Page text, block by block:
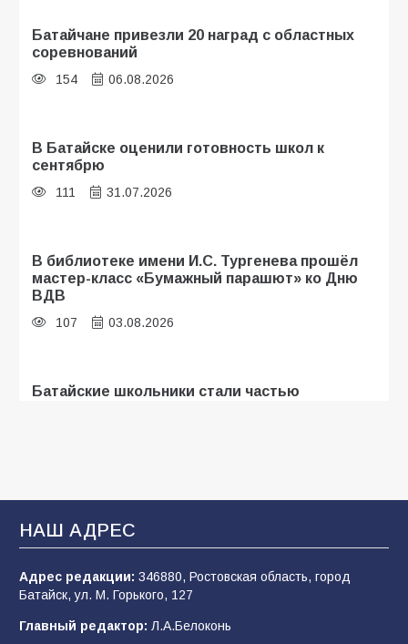
Батайчане привезли 20 наград с областных
соревнований
154 06.08.2026
В Батайске оценили готовность школ к
сентябрю
111 31.07.2026
В библиотеке имени И.С. Тургенева прошёл
мастер-класс «Бумажный парашют» ко Дню
ВДВ
107 03.08.2026
Батайские школьники стали частью
«Мобилизация или набор?» Что на самом
деле происходит в армии России в августе
2026 года
В Батайске продолжаются дорожные работы
НАШ АДРЕС
Адрес редакции: 346880, Ростовская область, город
Батайск, ул. М. Горького, 127
Главный редактор: Л.А.Белоконь